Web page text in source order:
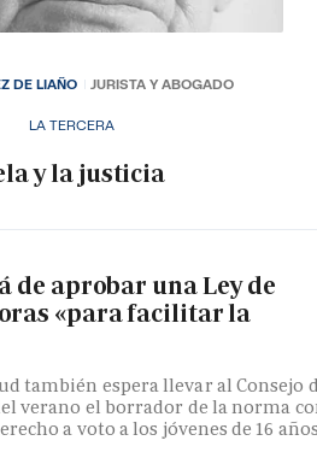
LA TERCERA
y la justicia
DE LIAÑO JURISTA Y ABOGADO
de aprobar una Ley de
«para facilitar la
también espera llevar al Consejo
verano el borrador de la norma
a voto a los jóvenes de 16